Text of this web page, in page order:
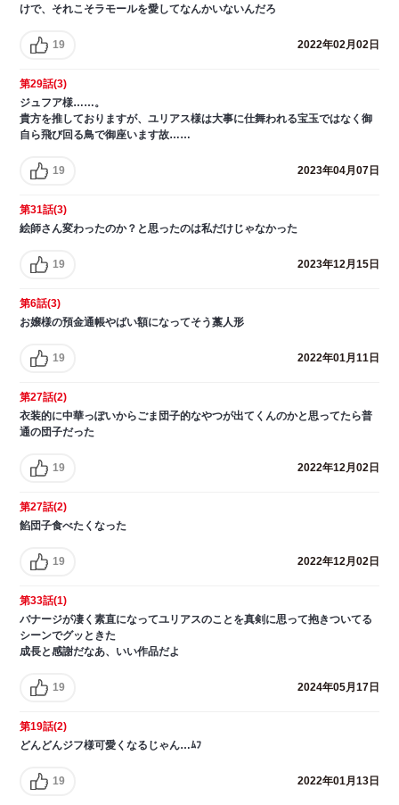
けで、それこそラモールを愛してなんかいないんだろ
19 2022年02月02日
第29話(3)
ジュフア様……。
貴方を推しておりますが、ユリアス様は大事に仕舞われる宝玉ではなく御
自ら飛び回る鳥で御座います故……
19 2023年04月07日
第31話(3)
絵師さん変わったのか？と思ったのは私だけじゃなかった
19 2023年12月15日
第6話(3)
お嬢様の預金通帳やばい額になってそう藁人形
19 2022年01月11日
第27話(2)
衣装的に中華っぽいからごま団子的なやつが出てくんのかと思ってたら普
通の団子だった
19 2022年12月02日
第27話(2)
餡団子食べたくなった
19 2022年12月02日
第33話(1)
バナージが凄く素直になってユリアスのことを真剣に思って抱きついてる
シーンでグッときた
成長と感謝だなあ、いい作品だよ
19 2024年05月17日
第19話(2)
どんどんジフ様可愛くなるじゃん…ﾑﾌ
19 2022年01月13日